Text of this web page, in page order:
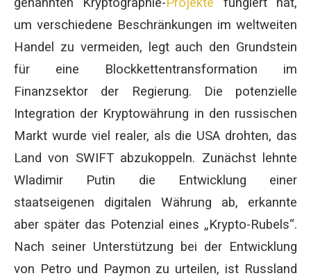
um verschiedene Beschränkungen im weltweiten
Handel zu vermeiden, legt auch den Grundstein
für eine Blockkettentransformation im
Finanzsektor der Regierung. Die potenzielle
Integration der Kryptowährung in den russischen
Markt wurde viel realer, als die USA drohten, das
Land von SWIFT abzukoppeln. Zunächst lehnte
Wladimir Putin die Entwicklung einer
staatseigenen digitalen Währung ab, erkannte
aber später das Potenzial eines „Krypto-Rubels“.
Nach seiner Unterstützung bei der Entwicklung
von Petro und Paymon zu urteilen, ist Russland